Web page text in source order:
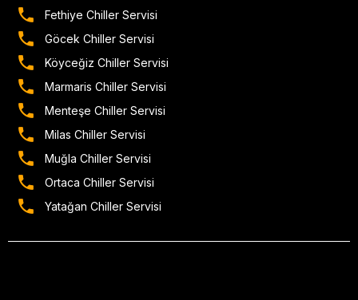
Fethiye Chiller Servisi
Göcek Chiller Servisi
Köyceğiz Chiller Servisi
Marmaris Chiller Servisi
Menteşe Chiller Servisi
Milas Chiller Servisi
Muğla Chiller Servisi
Ortaca Chiller Servisi
Yatağan Chiller Servisi